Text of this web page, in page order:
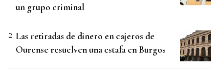
un grupo criminal
Las retiradas de dinero en cajeros de
Ourense resuelven una estafa en Burgos